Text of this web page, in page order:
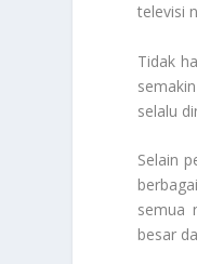
televisi
Tidak
selalu
Selain
semua
besar